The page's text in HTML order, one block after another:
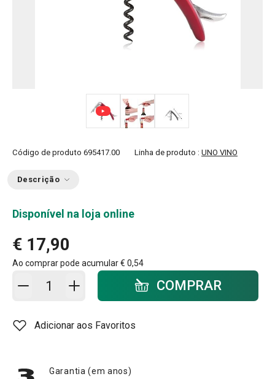
Código de produto 695417.00 Linha de produto : UNO VINO
Descrição
Disponível na loja online
€ 17,90
Ao comprar pode acumular€ 0,54
Adicionar ao carrinho - quantidadeCOMPRAR
Adicionar aos Favoritos
Garantia (em anos)